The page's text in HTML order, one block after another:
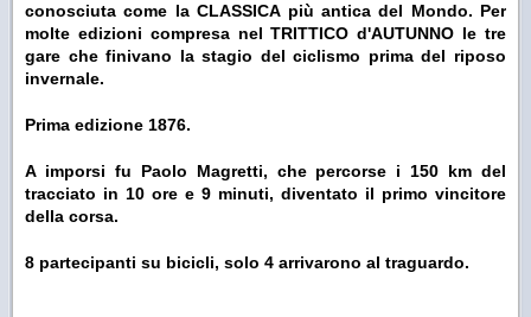
conosciuta come la CLASSICA più antica del Mondo. Per
molte edizioni compresa nel TRITTICO d'AUTUNNO le tre
gare che finivano la stagio del ciclismo prima del riposo
invernale.
Prima edizione 1876.
A imporsi fu Paolo Magretti, che percorse i 150 km del
tracciato in 10 ore e 9 minuti, diventato il primo vincitore
della corsa.
8 partecipanti su bicicli, solo 4 arrivarono al traguardo.